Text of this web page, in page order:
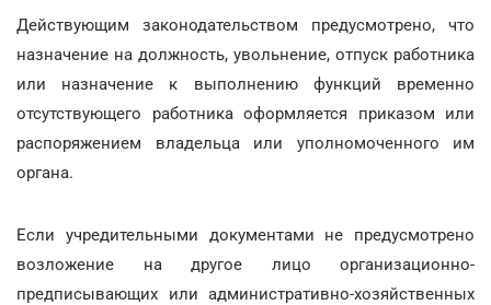
Действующим законодательством предусмотрено, что
назначение на должность, увольнение, отпуск работника
или назначение к выполнению функций временно
отсутствующего работника оформляется приказом или
распоряжением владельца или уполномоченного им
органа.
Если учредительными документами не предусмотрено
возложение на другое лицо организационно-
предписывающих или административно-хозяйственных